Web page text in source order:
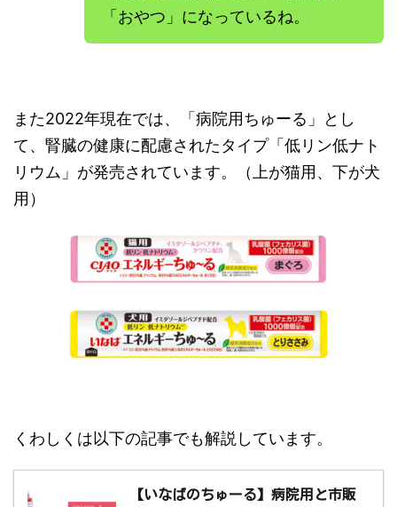
「おやつ」になっているね。
また2022年現在では、「病院用ちゅーる」とし
て、腎臓の健康に配慮されたタイプ「低リン低ナト
リウム」が発売されています。（上が猫用、下が犬
用）
くわしくは以下の記事でも解説しています。
【いなばのちゅーる】病院用と市販